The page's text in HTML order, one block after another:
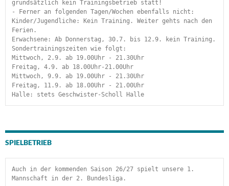
grundsätzlich kein Trainingsbetrieb statt!
- Ferner an folgenden Tagen/Wochen ebenfalls nicht:
Kinder/Jugendliche: Kein Training. Weiter gehts nach den
Ferien.
Erwachsene: Ab Donnerstag, 30.7. bis 12.9. kein Training.
Sondertrainingszeiten wie folgt:
Mittwoch, 2.9. ab 19.00Uhr - 21.30Uhr
Freitag, 4.9. ab 18.00Uhr-21.00Uhr
Mittwoch, 9.9. ab 19.00Uhr - 21.30Uhr
Freitag, 11.9. ab 18.00Uhr - 21.00Uhr
Halle: stets Geschwister-Scholl Halle
SPIELBETRIEB
Auch in der kommenden Saison 26/27 spielt unsere 1.
Mannschaft in der 2. Bundesliga.